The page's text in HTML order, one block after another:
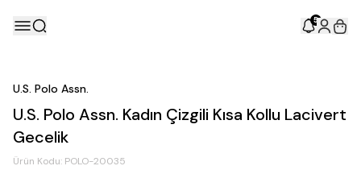
5
U.S. Polo Assn.
U.S. Polo Assn. Kadın Çizgili Kısa Kollu Lacivert
Gecelik
Ürün Kodu: POLO-20035